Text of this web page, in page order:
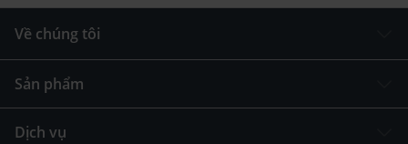
Về chúng tôi
Sản phẩm
Dịch vụ